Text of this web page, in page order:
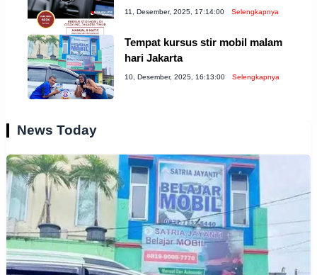
11, Desember, 2025, 17:14:00 Selengkapnya
Tempat kursus stir mobil malam
hari Jakarta
10, Desember, 2025, 16:13:00 Selengkapnya
News Today